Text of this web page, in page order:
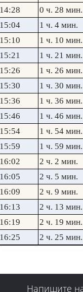
14:28
0 ч. 28 мин.
15:04
1 ч. 4 мин.
15:10
1 ч. 10 мин.
15:21
1 ч. 21 мин.
15:26
1 ч. 26 мин.
15:30
1 ч. 30 мин.
15:36
1 ч. 36 мин.
15:46
1 ч. 46 мин.
15:54
1 ч. 54 мин.
15:59
1 ч. 59 мин.
16:02
2 ч. 2 мин.
16:05
2 ч. 5 мин.
16:09
2 ч. 9 мин.
16:13
2 ч. 13 мин.
16:19
2 ч. 19 мин.
16:25 2 ч. 25 мин.
Напишите